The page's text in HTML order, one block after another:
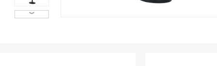
︾